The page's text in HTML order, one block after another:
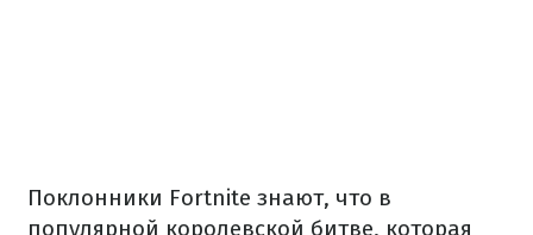
Поклонники Fortnite знают, что в
популярной королевской битве, которая